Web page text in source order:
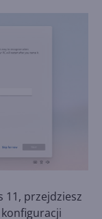
11, przejdziesz